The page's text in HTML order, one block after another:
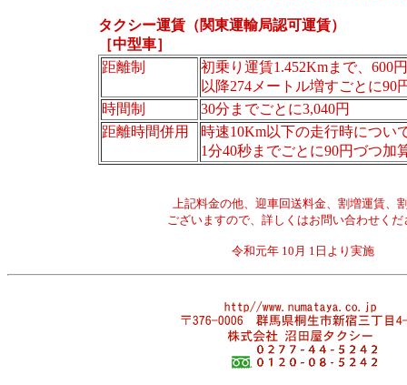
タクシー運賃（関東運輸局認可運賃）
［中型車］
距離制
初乗り運賃1.452Kmまで、600
以降274メートル増すごとに90
時間制
30分までごとに3,040円
距離時間併用
時速10Km以下の走行時につい
1分40秒までごとに90円づつ加
上記料金の他、迎車回送料金、割増運賃、
ございますので、詳しくはお問い合わせくだ
令和元年 10月 1日より実施